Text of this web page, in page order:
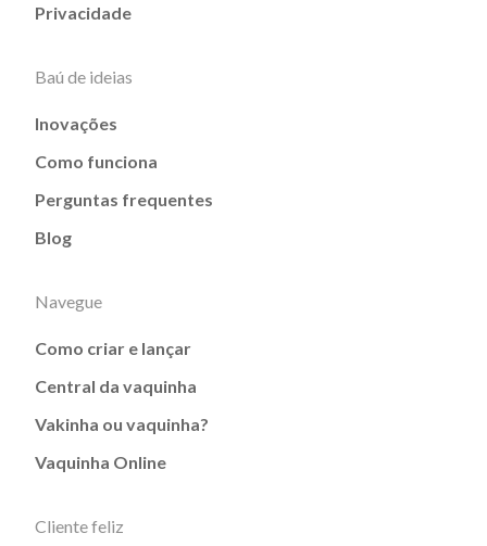
Privacidade
Baú de ideias
Inovações
Como funciona
Perguntas frequentes
Blog
Navegue
Como criar e lançar
Central da vaquinha
Vakinha ou vaquinha?
Vaquinha Online
Cliente feliz